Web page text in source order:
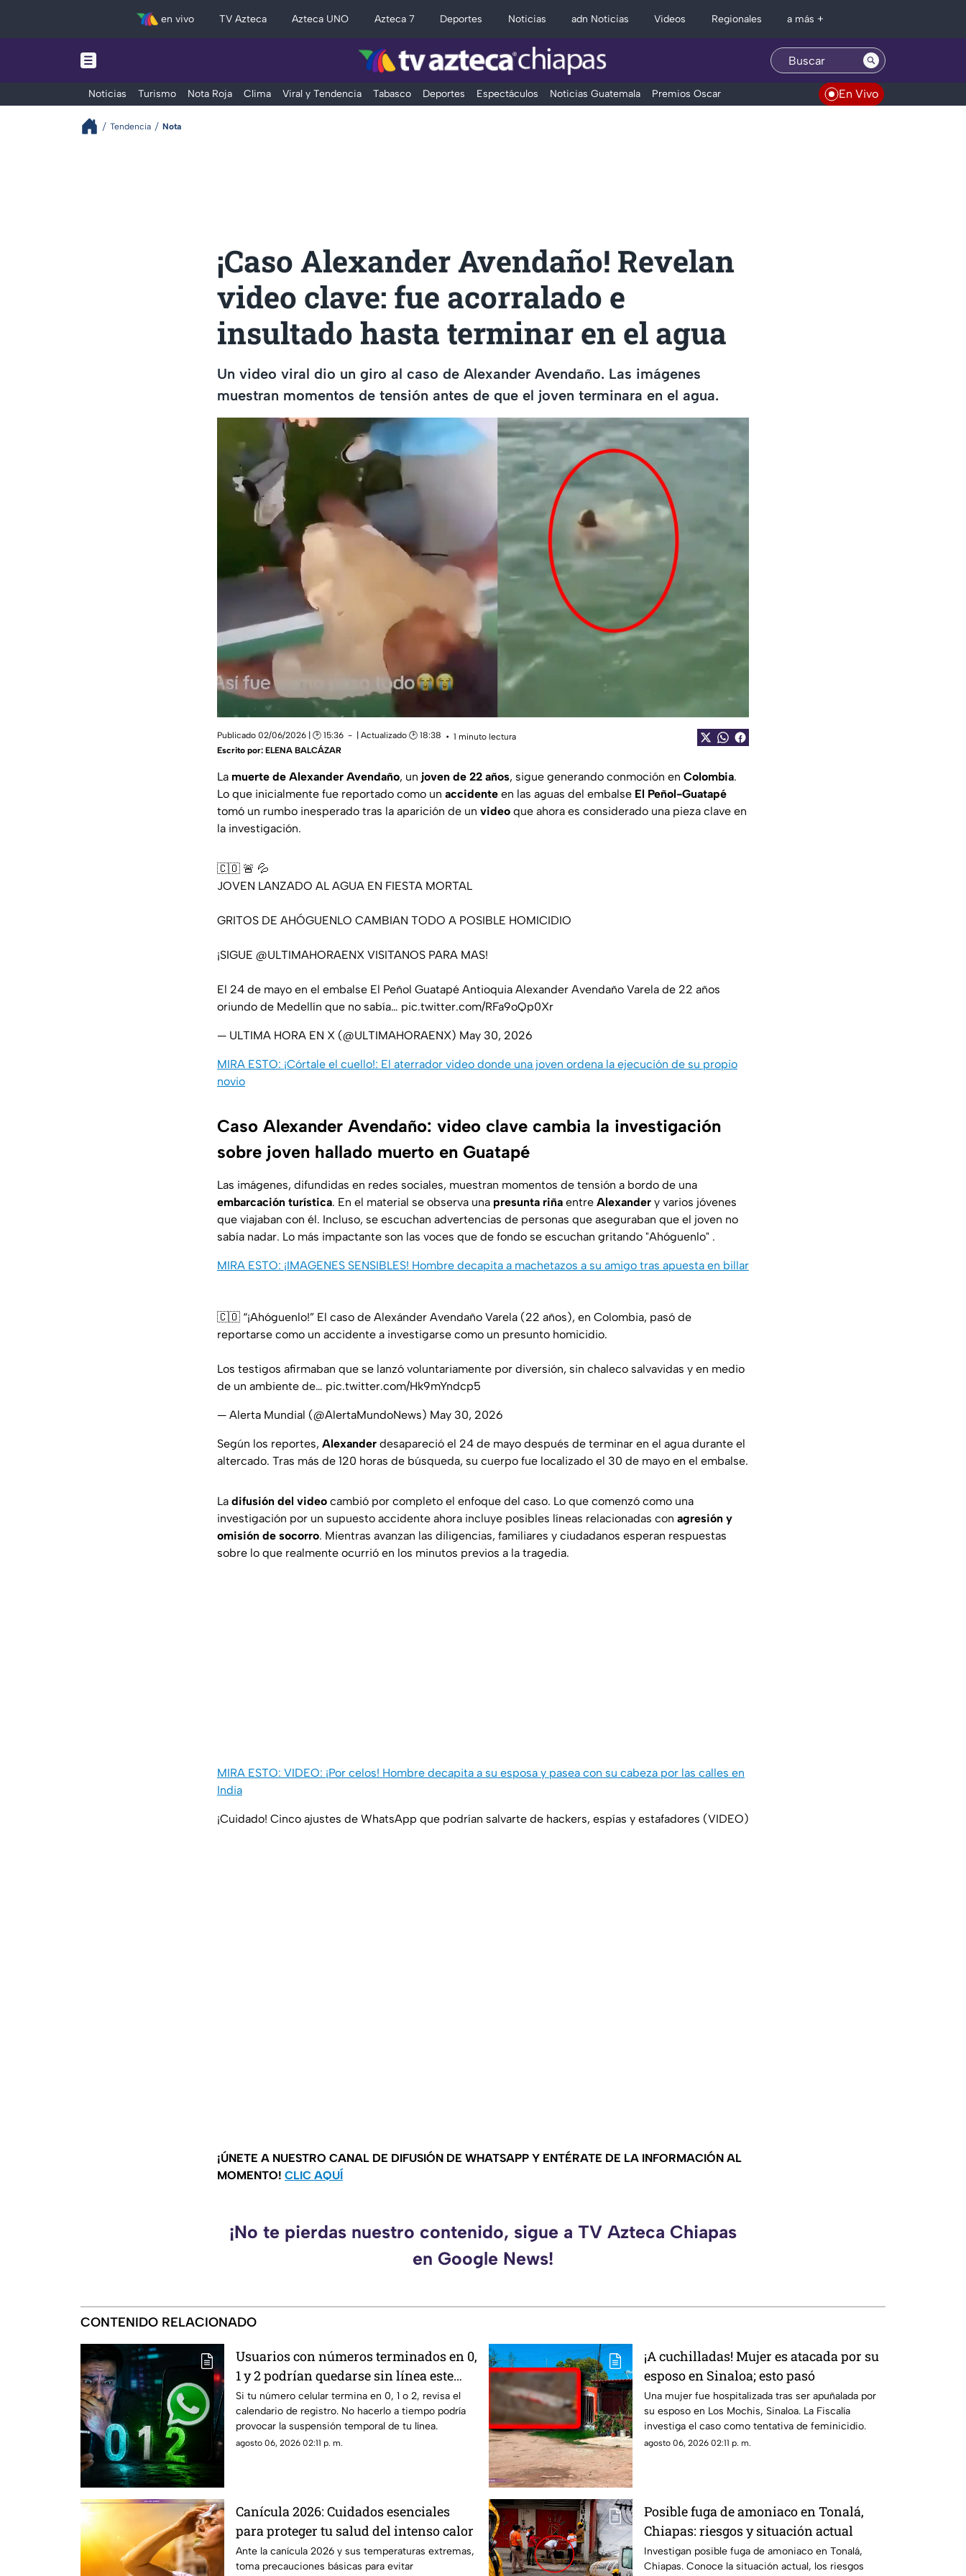
en vivo TV Azteca Azteca UNO Azteca 7 Deportes Noticias adn Noticias Videos Regionales a más +
Noticias Turismo Nota Roja Clima Viral y Tendencia Tabasco Deportes Espectáculos Noticias Guatemala Premios Oscar En Vivo
Tendencia Nota
¡Caso Alexander Avendaño! Revelan
video clave: fue acorralado e
insultado hasta terminar en el agua
Un video viral dio un giro al caso de Alexander Avendaño. Las imágenes
muestran momentos de tensión antes de que el joven terminara en el agua.
Publicado 02/06/2026 | 🕑 15:36 | Actualizado 🕑 18:38
1 minuto lectura
Escrito por: ELENA BALCÁZAR
La muerte de Alexander Avendaño, un joven de 22 años, sigue generando conmoción en Colombia.
Lo que inicialmente fue reportado como un accidente en las aguas del embalse El Peñol-Guatapé
tomó un rumbo inesperado tras la aparición de un video que ahora es considerado una pieza clave en
la investigación.
🇨🇴 🚨 💦
JOVEN LANZADO AL AGUA EN FIESTA MORTAL
GRITOS DE AHÓGUENLO CAMBIAN TODO A POSIBLE HOMICIDIO
¡SIGUE @ULTIMAHORAENX VISITANOS PARA MAS!
El 24 de mayo en el embalse El Peñol Guatapé Antioquia Alexander Avendaño Varela de 22 años
oriundo de Medellín que no sabía… pic.twitter.com/RFa9oQp0Xr
— ULTIMA HORA EN X (@ULTIMAHORAENX) May 30, 2026
MIRA ESTO: ¡Córtale el cuello!: El aterrador video donde una joven ordena la ejecución de su propio
novio
Caso Alexander Avendaño: video clave cambia la investigación
sobre joven hallado muerto en Guatapé
Las imágenes, difundidas en redes sociales, muestran momentos de tensión a bordo de una
embarcación turística. En el material se observa una presunta riña entre Alexander y varios jóvenes
que viajaban con él. Incluso, se escuchan advertencias de personas que aseguraban que el joven no
sabía nadar. Lo más impactante son las voces que de fondo se escuchan gritando "Ahóguenlo" .
MIRA ESTO: ¡IMAGENES SENSIBLES! Hombre decapita a machetazos a su amigo tras apuesta en billar
🇨🇴 “¡Ahóguenlo!” El caso de Alexánder Avendaño Varela (22 años), en Colombia, pasó de
reportarse como un accidente a investigarse como un presunto homicidio.
Los testigos afirmaban que se lanzó voluntariamente por diversión, sin chaleco salvavidas y en medio
de un ambiente de… pic.twitter.com/Hk9mYndcp5
— Alerta Mundial (@AlertaMundoNews) May 30, 2026
Según los reportes, Alexander desapareció el 24 de mayo después de terminar en el agua durante el
altercado. Tras más de 120 horas de búsqueda, su cuerpo fue localizado el 30 de mayo en el embalse.
La difusión del video cambió por completo el enfoque del caso. Lo que comenzó como una
investigación por un supuesto accidente ahora incluye posibles líneas relacionadas con agresión y
omisión de socorro. Mientras avanzan las diligencias, familiares y ciudadanos esperan respuestas
sobre lo que realmente ocurrió en los minutos previos a la tragedia.
MIRA ESTO: VIDEO: ¡Por celos! Hombre decapita a su esposa y pasea con su cabeza por las calles en
India
¡Cuidado! Cinco ajustes de WhatsApp que podrían salvarte de hackers, espías y estafadores (VIDEO)
¡ÚNETE A NUESTRO CANAL DE DIFUSIÓN DE WHATSAPP Y ENTÉRATE DE LA INFORMACIÓN AL
MOMENTO! CLIC AQUÍ
¡No te pierdas nuestro contenido, sigue a TV Azteca Chiapas
en Google News!
CONTENIDO RELACIONADO
Usuarios con números terminados en 0,
1 y 2 podrían quedarse sin línea este
mes; conoce cómo evitarlo
Si tu número celular termina en 0, 1 o 2, revisa el
calendario de registro. No hacerlo a tiempo podría
provocar la suspensión temporal de tu línea.
agosto 06, 2026 02:11 p. m.
¡A cuchilladas! Mujer es atacada por su
esposo en Sinaloa; esto pasó
Una mujer fue hospitalizada tras ser apuñalada por
su esposo en Los Mochis, Sinaloa. La Fiscalía
investiga el caso como tentativa de feminicidio.
agosto 06, 2026 02:11 p. m.
Canícula 2026: Cuidados esenciales
para proteger tu salud del intenso calor
Ante la canícula 2026 y sus temperaturas extremas,
toma precauciones básicas para evitar
Posible fuga de amoniaco en Tonalá,
Chiapas: riesgos y situación actual
Investigan posible fuga de amoniaco en Tonalá,
Chiapas. Conoce la situación actual, los riesgos